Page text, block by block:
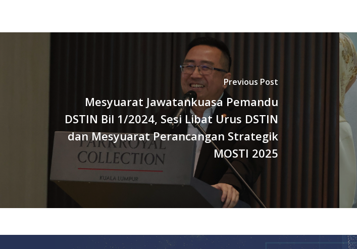
Previous Post
Mesyuarat Jawatankuasa Pemandu
DSTIN Bil 1/2024, Sesi Libat Urus DSTIN
dan Mesyuarat Perancangan Strategik
MOSTI 2025